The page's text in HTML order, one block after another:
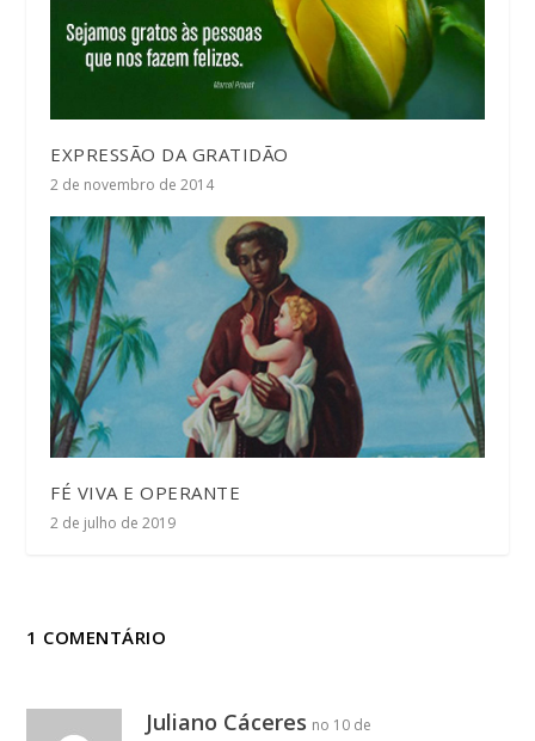
EXPRESSÃO DA GRATIDÃO
2 de novembro de 2014
FÉ VIVA E OPERANTE
2 de julho de 2019
1 COMENTÁRIO
Juliano Cáceres no 10 de